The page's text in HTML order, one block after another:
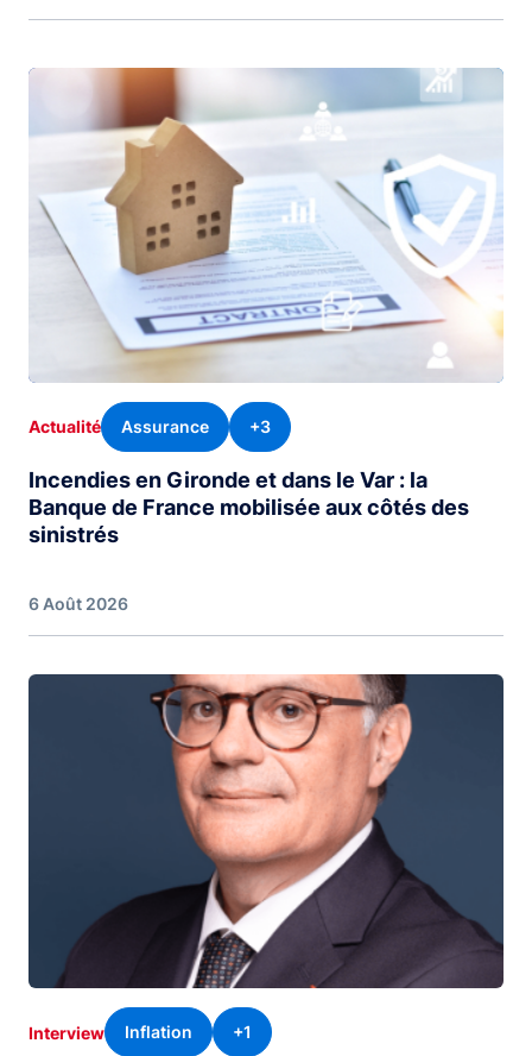
Actualité Assurance +3
Incendies en Gironde et dans le Var : la
Banque de France mobilisée aux côtés des
sinistrés
6 Août 2026
Image
Interview Inflation +1